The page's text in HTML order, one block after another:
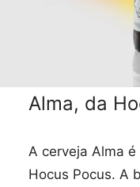
Alma, da
A cerveja Alma
Hocus Pocus. A